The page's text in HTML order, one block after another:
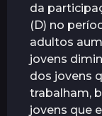
da
(D) no
adultos
jovens
dos jovens
trabalham,
jovens que